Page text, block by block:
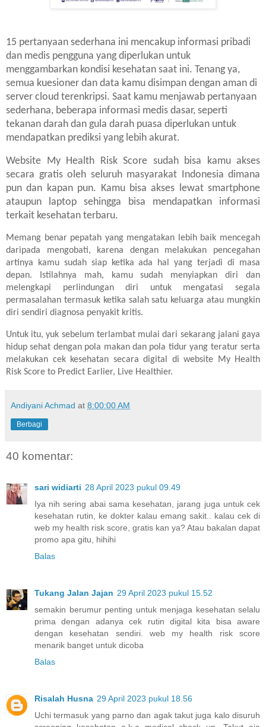
15 pertanyaan sederhana ini mencakup informasi pribadi
dan medis pengguna yang diperlukan untuk
menggambarkan kondisi kesehatan saat ini. Tenang ya,
semua kuesioner dan data kamu disimpan dengan aman di
server cloud terenkripsi. Saat kamu menjawab pertanyaan
sederhana, beberapa informasi medis dasar, seperti
tekanan darah dan gula darah puasa diperlukan untuk
mendapatkan prediksi yang lebih akurat.
Website My Health Risk Score sudah bisa kamu akses
secara gratis oleh seluruh masyarakat Indonesia dimana
pun dan kapan pun. Kamu bisa akses lewat smartphone
ataupun laptop sehingga bisa mendapatkan informasi
terkait kesehatan terbaru.
Memang benar pepatah yang mengatakan lebih baik mencegah
daripada mengobati, karena dengan melakukan pencegahan
artinya kamu sudah siap ketika ada hal yang terjadi di masa
depan. Istilahnya mah, kamu sudah menyiapkan diri dan
melengkapi perlindungan diri untuk mengatasi segala
permasalahan termasuk ketika salah satu keluarga atau mungkin
diri sendiri diagnosa penyakit kritis.
Untuk itu, yuk sebelum terlambat mulai dari sekarang jalani gaya
hidup sehat dengan pola makan dan pola tidur yang teratur serta
melakukan cek kesehatan secara digital di website My Health
Risk Score to Predict Earlier, Live Healthier.
Andiyani Achmad at 8:00:00 AM
Berbagi
40 komentar:
sari widiarti 28 April 2023 pukul 09.49
Iya nih sering abai sama kesehatan, jarang juga untuk cek
kesehatan rutin, ke dokter kalau emang sakit.. kalau cek di
web my health risk score, gratis kan ya? Atau bakalan dapat
promo apa gitu, hihihi
Balas
Tukang Jalan Jajan 29 April 2023 pukul 15.52
semakin berumur penting untuk menjaga kesehatan selalu
prima dengan adanya cek rutin digital kita bisa aware
dengan kesehatan sendiri. web my health risk score
menarik banget untuk dicoba
Balas
Risalah Husna 29 April 2023 pukul 18.56
Uchi termasuk yang parno dan agak takut juga kalo disuruh